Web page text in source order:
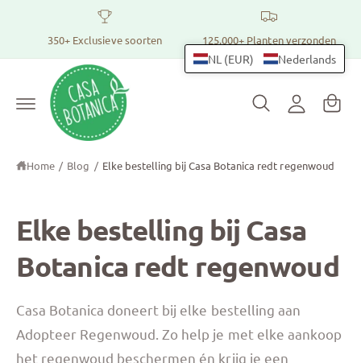
NL (EUR) Nederlands
c
t
e
350+ Exclusieve soorten 125.000+ Planten verzonden
n
l
o
g
a
n
m
dj
Home / Blog / Elke bestelling bij Casa Botanica redt regenwoud
Elke bestelling bij Casa
Botanica redt regenwoud
Casa Botanica doneert bij elke bestelling aan
Adopteer Regenwoud. Zo help je met elke aankoop
het regenwoud beschermen én krijg je een